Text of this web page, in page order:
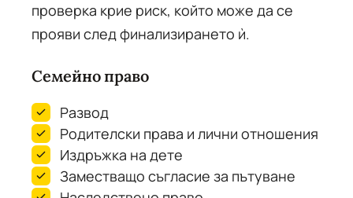
проверка крие риск, който може да се
прояви след финализирането ѝ.
Семейно право
Развод
Родителски права и лични отношения
Издръжка на дете
Заместващо съгласие за пътуване